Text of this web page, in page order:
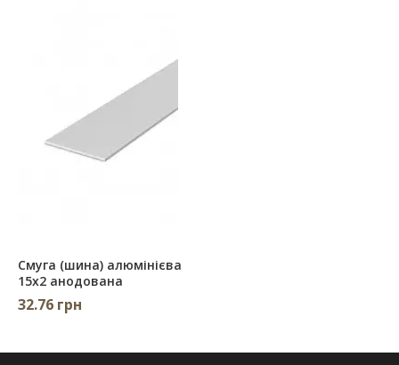
Смуга (шина) алюмінієва
15х2 анодована
32.76 грн